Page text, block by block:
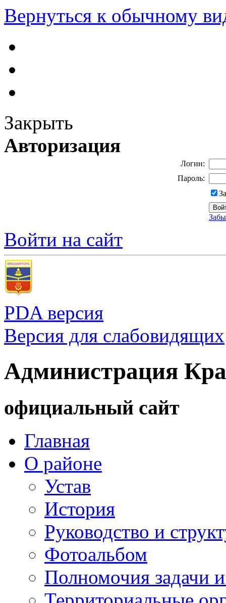
Вернуться к обычному
Закрыть
Авторизация
Логин:
Пароль:
Войти на сайт
PDA версия
Версия для слабовидящих
Администрация
официальный сайт
Главная
О районе
Устав
История
Руководство и
Фотоальбом
Полномочия задачи